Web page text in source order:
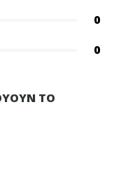
0
0
ΤΟ